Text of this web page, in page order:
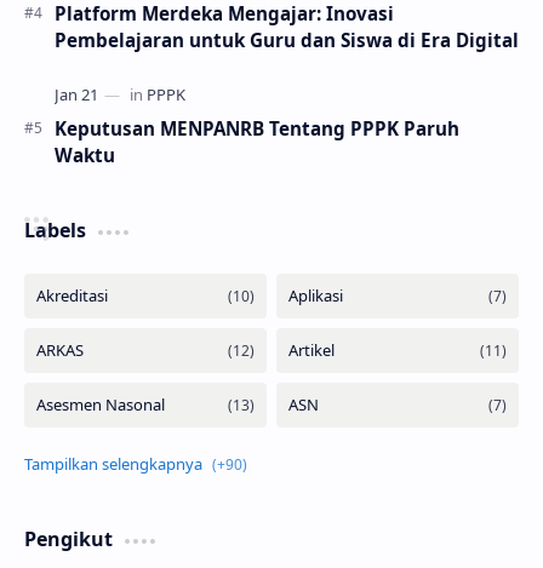
Platform Merdeka Mengajar: Inovasi
Pembelajaran untuk Guru dan Siswa di Era Digital
Keputusan MENPANRB Tentang PPPK Paruh
Waktu
Labels
Pengikut